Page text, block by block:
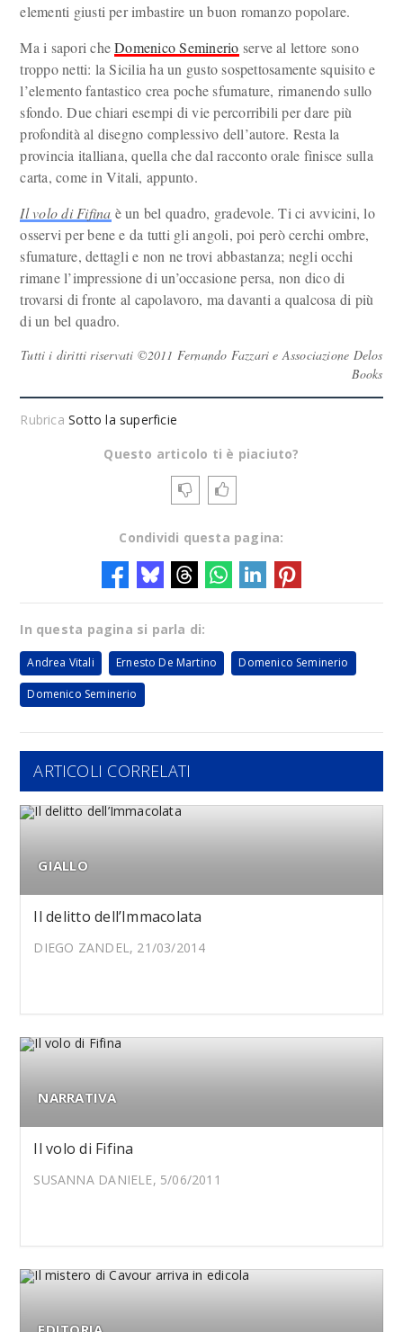
elementi giusti per imbastire un buon romanzo popolare.
Ma i sapori cheDomenico Seminerio serve al lettore sono
troppo netti: la Sicilia ha un gusto sospettosamente squisito e
l’elemento fantastico crea poche sfumature, rimanendo sullo
sfondo. Due chiari esempi di vie percorribili per dare più
profondità al disegno complessivo dell’autore. Resta la
provincia italliana, quella che dal racconto orale finisce sulla
carta, come in Vitali, appunto.
Il volo di Fifina è un bel quadro, gradevole. Ti ci avvicini, lo
osservi per bene e da tutti gli angoli, poi però cerchi ombre,
sfumature, dettagli e non ne trovi abbastanza; negli occhi
rimane l’impressione di un’occasione persa, non dico di
trovarsi di fronte al capolavoro, ma davanti a qualcosa di più
di un bel quadro.
Tutti i diritti riservati ©2011 Fernando Fazzari e Associazione Delos
Books
RubricaSotto la superficie
Questo articolo ti è piaciuto?
Condividi questa pagina:
In questa pagina si parla di:
Andrea Vitali Ernesto De Martino Domenico Seminerio
Domenico Seminerio
ARTICOLI CORRELATI
GIALLO
Il delitto dell’Immacolata
DIEGO ZANDEL, 21/03/2014
NARRATIVA
Il volo di Fifina
SUSANNA DANIELE, 5/06/2011